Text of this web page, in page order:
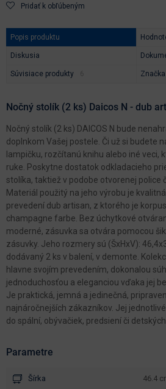
Pridať k obľúbeným
Popis produktu
Diskusia
Súvisiace produkty Značka
Nočný stolík (2 ks) Daicos N - dub
Nočný stolík (2 ks) DAICOS N bude
doplnkom Vašej postele. Či už si budete
lampičku, rozčítanú knihu alebo iné veci,
ruke. Poskytne dostatok odkladacieho
stolíka, taktiež v podobe otvorenej police
Materiál použitý na jeho výrobu je
prevedení dub artisan, z ktorého je
champagne farbe. Bez úchytkové
moderné, zásuvka sa otvára pomocou
zásuvky. Jeho rozmery sú (ŠxHxV):
dodávaný 2 ks v balení, v demonte.
hlavne svojím prevedením, dokonalou
jednoduchosťou a eleganciou vďaka jej
Je praktická, jemná a jedinečná,
najnáročnejších zákazníkov. Jej
do spální, obývačiek, predsiení či detských
Parametre
Šírka 46.4